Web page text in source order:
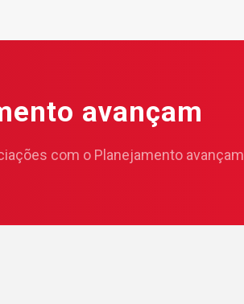
avançam
com o Planejamento avançam